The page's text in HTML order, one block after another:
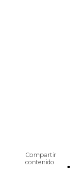
Compartir
contenido